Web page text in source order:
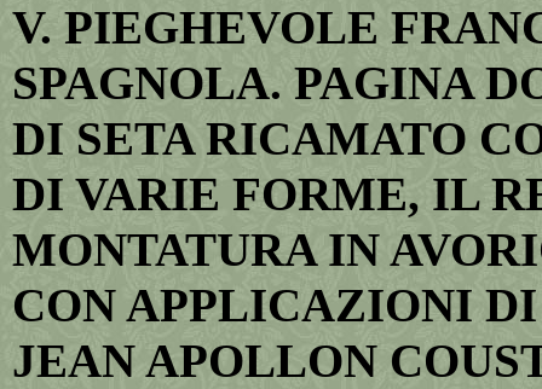
V. PIEGHEVOLE
SPAGNOLA. PAGINA
DI SETA RICAMATO
DI VARIE FORME, IL
MONTATURA IN
CON APPLICAZIONI
JEAN APOLLON